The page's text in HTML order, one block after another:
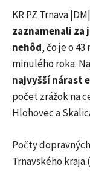
KR PZ Trnava |DM|
zaznamenali za
nehôd, čo je o
minulého roka.
najvyšší nárast
počet zrážok na
Hlohovec a
Počty
Trnavského kraja